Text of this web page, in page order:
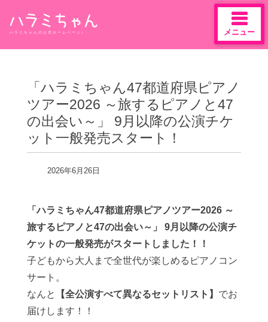
ハラミちゃんの公式ホームページ♪ メニュー
「ハラミちゃん47都道府県ピアノ
ツアー2026 ～旅するピアノと47
の出会い～」 9月以降の公演チケ
ット一般発売スタート！
2026年6月26日
「ハラミちゃん47都道府県ピアノツアー2026 ～
旅するピアノと47の出会い～」 9月以降の公演チ
ケットの一般発売がスタートしました！！
子どもから大人まで全世代が楽しめるピアノコン
サート。
なんと
【全公演すべて異なるセットリスト】 でお
届けします！！